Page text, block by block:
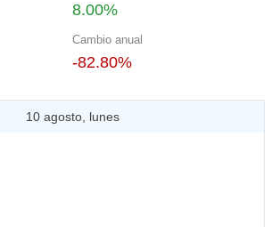
8.00%
Cambio anual
-82.80%
10 agosto, lunes